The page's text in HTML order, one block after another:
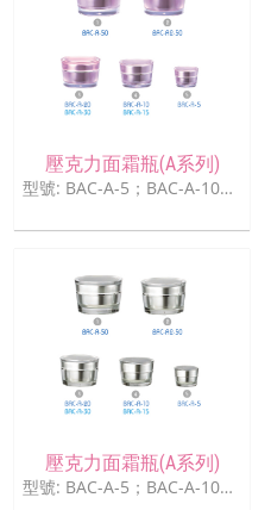
壓克力面霜瓶(A系列)
型號: BAC-A-5；BAC-A-10；BAC-A15；BAC-A-20；BAC-A-30；BAC-A-50
壓克力面霜瓶(A系列)
型號: BAC-A-5；BAC-A-10；BAC-A15；BAC-A-20；BAC-A-30；BAC-A-50